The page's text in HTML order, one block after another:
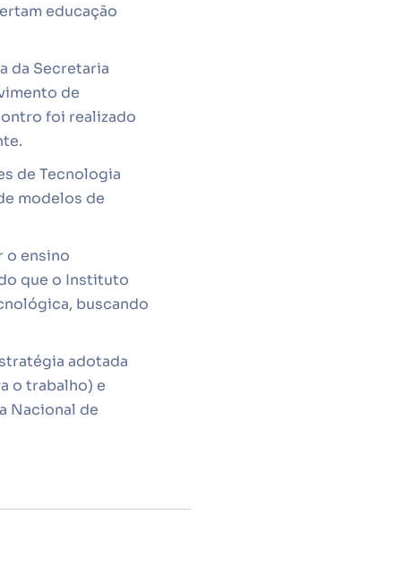
educação
da Secretaria
de
foi realizado
de Tecnologia
modelos de
o ensino
que o Instituto
buscando
adotada
o trabalho) e
Nacional de